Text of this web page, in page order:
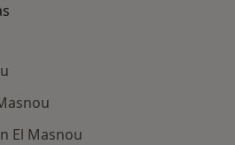
El Masnou